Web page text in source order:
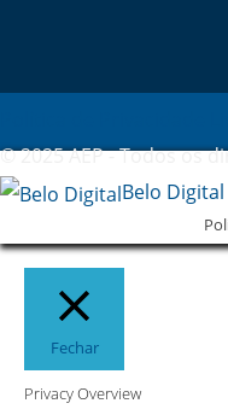
© 2025 AEP - Todos os
Belo Digital
Fechar
Privacy Overview